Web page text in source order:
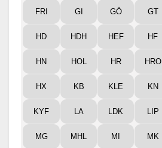
FRI GI GÖ GT
HD HDH HEF HF
HN HOL HR HRO
HX KB KLE KN
KYF LA LDK LIP
MG MHL MI MK